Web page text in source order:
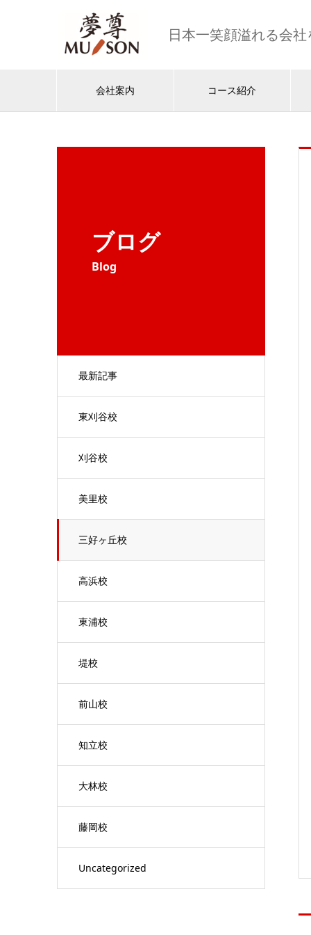
日本一笑顔溢れる会
会社案内 コース紹介
ブログ
Blog
最新記事
東刈谷校
刈谷校
美里校
三好ヶ丘校
高浜校
東浦校
堤校
前山校
知立校
大林校
藤岡校
Uncategorized